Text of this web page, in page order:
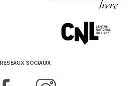
RÉSEAUX SOCIAUX